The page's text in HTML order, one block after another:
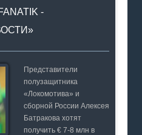
-
Представители
полузащитника
«Локомотива» и
сборной России Алексея
Батракова хотят
получить € 7-8 млн в